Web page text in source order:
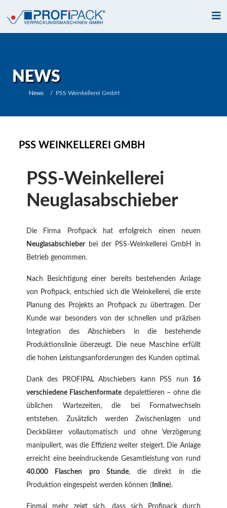
NEWS
News PSS Weinkellerei GmbH
PSS WEINKELLEREI GMBH
PSS-Weinkellerei
Neuglasabschieber
Die Firma Profipack hat erfolgreich einen neuen
Neuglasabschieberbei der PSS-Weinkellerei GmbH in
Betrieb genommen.
Nach Besichtigung einer bereits bestehenden Anlage
von Profipack, entschied sich die Weinkellerei, die erste
Planung des Projekts an Profipack zu übertragen. Der
Kunde war besonders von der schnellen und präzisen
Integration des Abschiebers in die bestehende
Produktionslinie überzeugt. Die neue Maschine erfüllt
die hohen Leistungsanforderungen des Kunden optimal.
Dank des PROFIPAL Abschiebers kann PSS nun 16
verschiedene Flaschenformatedepalettieren – ohne die
üblichen Wartezeiten, die bei Formatwechseln
entstehen. Zusätzlich werden Zwischenlagen und
Deckblätter vollautomatisch und ohne Verzögerung
manipuliert, was die Effizienz weiter steigert. Die Anlage
erreicht eine beeindruckende Gesamtleistung von rund
40.000 Flaschen pro Stunde, die direkt in die
Produktion eingespeist werden können ( Inline).
Einmal mehr zeigt sich, dass sich Profipack durch